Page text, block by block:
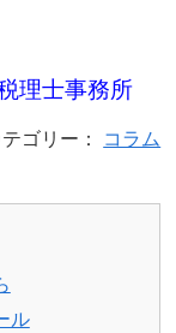
理士事務所
テゴリー： コラム
ル